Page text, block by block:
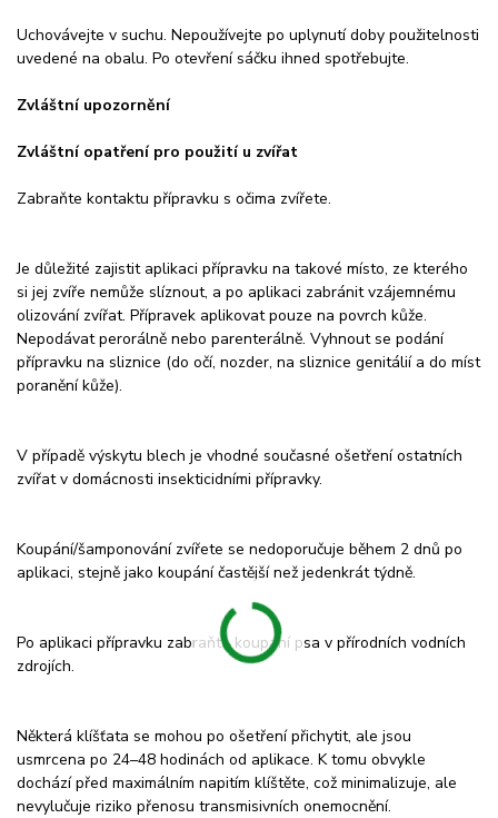
Uchovávejte v suchu. Nepoužívejte po uplynutí doby použitelnosti
uvedené na obalu. Po otevření sáčku ihned spotřebujte.
Zvláštní upozornění
Zvláštní opatření pro použití u zvířat
Zabraňte kontaktu přípravku s očima zvířete.
Je důležité zajistit aplikaci přípravku na takové místo, ze kterého
si jej zvíře nemůže slíznout, a po aplikaci zabránit vzájemnému
olizování zvířat. Přípravek aplikovat pouze na povrch kůže.
Nepodávat perorálně nebo parenterálně. Vyhnout se podání
přípravku na sliznice (do očí, nozder, na sliznice genitálií a do míst
poranění kůže).
V případě výskytu blech je vhodné současné ošetření ostatních
zvířat v domácnosti insekticidními přípravky.
Koupání/šamponování zvířete se nedoporučuje během 2 dnů po
aplikaci, stejně jako koupání častější než jedenkrát týdně.
Po aplikaci přípravku zabraňte koupání psa v přírodních vodních
zdrojích.
Některá klíšťata se mohou po ošetření přichytit, ale jsou
usmrcena po 24–48 hodinách od aplikace. K tomu obvykle
dochází před maximálním napitím klíštěte, což minimalizuje, ale
nevylučuje riziko přenosu transmisivních onemocnění.